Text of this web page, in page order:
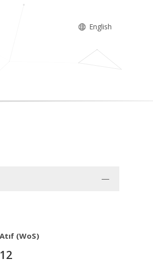
English
Atıf (WoS)
12